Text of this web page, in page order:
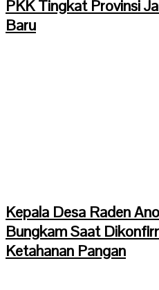
PKK Tingkat Provinsi
Baru
Kepala Desa Raden
Bungkam Saat
Ketahanan Pangan